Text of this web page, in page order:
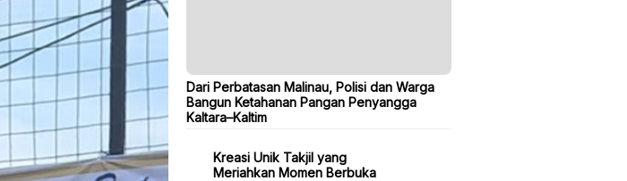
Dari Perbatasan Malinau, Polisi dan Warga
Bangun Ketahanan Pangan Penyangga
Kaltara–Kaltim
Kreasi Unik Takjil yang
Meriahkan Momen Berbuka